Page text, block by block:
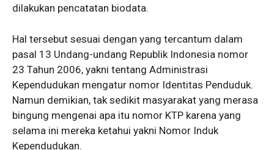
dilakukan pencatatan biodata.
Hal tersebut sesuai dengan yang tercantum dalam
pasal 13 Undang-undang Republik Indonesia nomor
23 Tahun 2006, yakni tentang Administrasi
Kependudukan mengatur nomor Identitas Penduduk.
Namun demikian, tak sedikit masyarakat yang merasa
bingung mengenai apa itu nomor KTP karena yang
selama ini mereka ketahui yakni Nomor Induk
Kependudukan.